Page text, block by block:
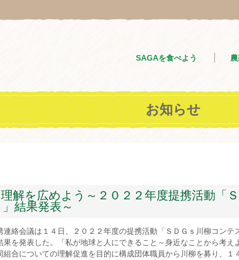
SAGAを食べよう
お知らせ
解を広めよう～２０２２年度提携活動「Ｓ
結果発表～
絡会議は１４日、２０２２年度の提携活動「ＳＤＧｓ川柳コンテ
果を発表した。「私が地球と人にできること～身近なことから考え
組合についての理解促進を目的に構成団体職員から川柳を募り、１